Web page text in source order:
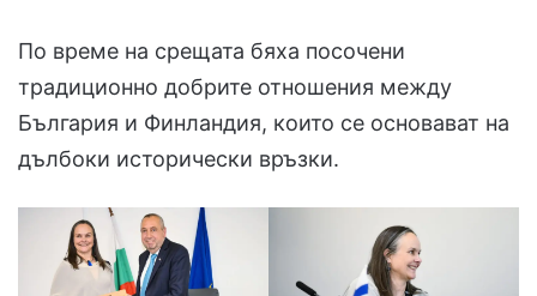
По време на срещата бяха посочени
традиционно добрите отношения между
България и Финландия, които се основават на
дълбоки исторически връзки.